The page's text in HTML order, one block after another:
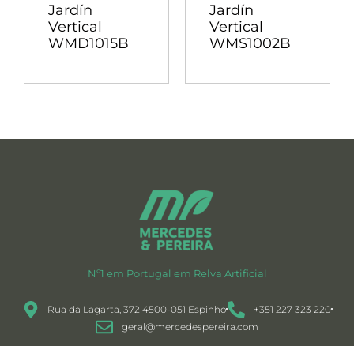
Jardín
Vertical
WMD1015B
Jardín
Vertical
WMS1002B
Nº1 em Portugal em Relva Artificial
Rua da Lagarta, 372 4500-051 Espinho
+351 227 323 220
geral@mercedespereira.com